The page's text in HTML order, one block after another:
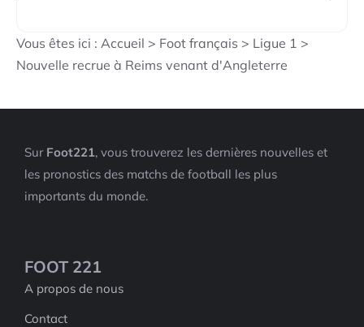
Vous êtes ici : Accueil > Foot français > Ligue 1 >
Nouvelle recrue à Reims venant d'Angleterre
Sur Foot221, vous trouverez les dernières nouvelles et
les pronostics des matchs de football les plus
importants du monde.
FOOT 221
A propos de nous
Contact